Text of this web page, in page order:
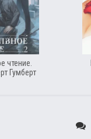
чтение.
Гумберт